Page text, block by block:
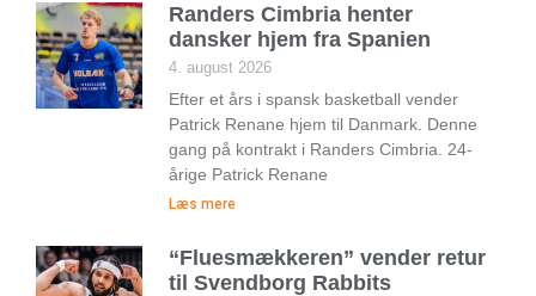
Randers Cimbria henter
dansker hjem fra Spanien
4. august 2026
Efter et års i spansk basketball vender
Patrick Renane hjem til Danmark. Denne
gang på kontrakt i Randers Cimbria. 24-
årige Patrick Renane
Læs mere
“Fluesmækkeren” vender retur
til Svendborg Rabbits